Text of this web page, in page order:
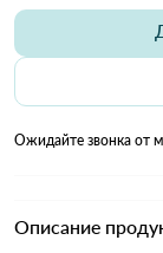
Ожидайте звонка от
Описание